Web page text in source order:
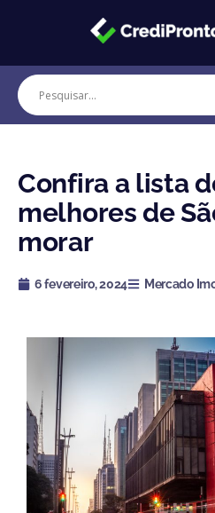
conteúdo
Confira a lista
melhores de
morar
6 fevereiro, 2024 Mercado